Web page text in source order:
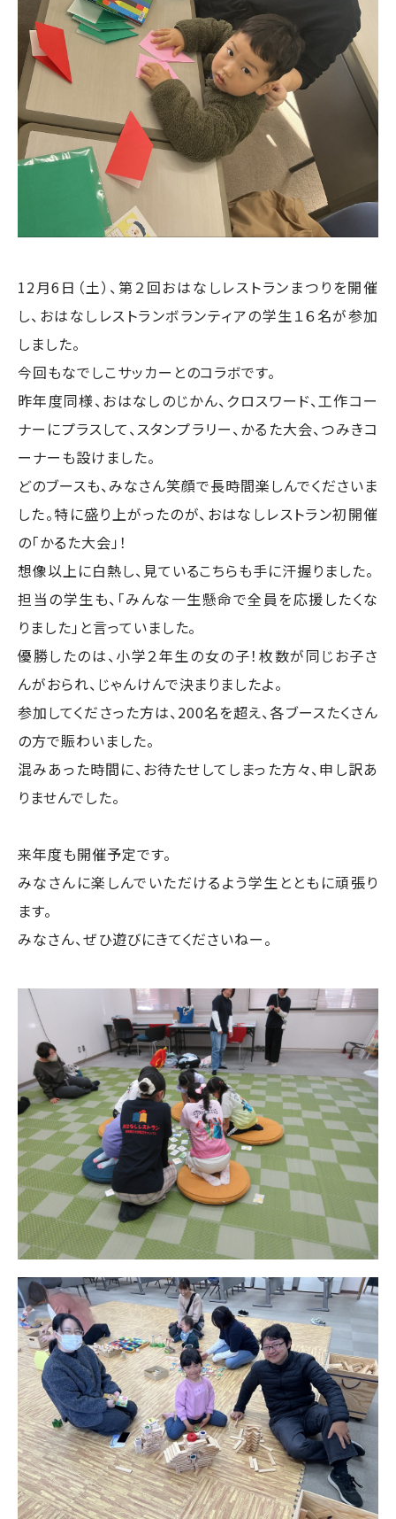
12月6日（土）、第２回おはなしレストランまつりを開催
し、おはなしレストランボランティアの学生１６名が参加
しました。
今回もなでしこサッカーとのコラボです。
昨年度同様、おはなしのじかん、クロスワード、工作コー
ナーにプラスして、スタンプラリー、かるた大会、つみきコ
ーナーも設けました。
どのブースも、みなさん笑顔で長時間楽しんでくださいま
した。特に盛り上がったのが、おはなしレストラン初開催
の「かるた大会」！
想像以上に白熱し、見ているこちらも手に汗握りました。
担当の学生も、「みんな一生懸命で全員を応援したくな
りました」と言っていました。
優勝したのは、小学２年生の女の子！枚数が同じお子さ
んがおられ、じゃんけんで決まりましたよ。
参加してくださった方は、200名を超え、各ブースたくさん
の方で賑わいました。
混みあった時間に、お待たせしてしまった方々、申し訳あ
りませんでした。
来年度も開催予定です。
みなさんに楽しんでいただけるよう学生とともに頑張り
ます。
みなさん、ぜひ遊びにきてくださいねー。